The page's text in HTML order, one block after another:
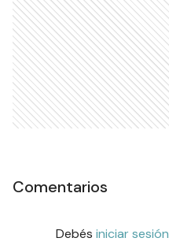
Comentarios
Debés iniciar sesión